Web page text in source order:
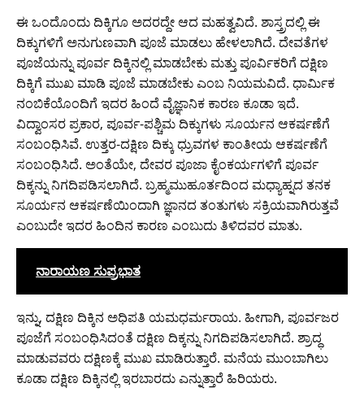
ಈ ಒಂದೊಂದು ದಿಕ್ಕಿಗೂ ಅದರದ್ದೇ ಆದ ಮಹತ್ವವಿದೆ. ಶಾಸ್ತ್ರದಲ್ಲಿ ಈ
ದಿಕ್ಕುಗಳಿಗೆ ಅನುಗುಣವಾಗಿ ಪೂಜೆ ಮಾಡಲು ಹೇಳಲಾಗಿದೆ. ದೇವತೆಗಳ
ಪೂಜೆಯನ್ನು ಪೂರ್ವ ದಿಕ್ಕಿನಲ್ಲಿ ಮಾಡಬೇಕು ಮತ್ತು ಪೂರ್ವಿಕರಿಗೆ ದಕ್ಷಿಣ
ದಿಕ್ಕಿಗೆ ಮುಖ ಮಾಡಿ ಪೂಜೆ ಮಾಡಬೇಕು ಎಂಬ ನಿಯಮವಿದೆ. ಧಾರ್ಮಿಕ
ನಂಬಿಕೆಯೊಂದಿಗೆ ಇದರ ಹಿಂದೆ ವೈಜ್ಞಾನಿಕ ಕಾರಣ ಕೂಡಾ ಇದೆ.
ವಿದ್ವಾಂಸರ ಪ್ರಕಾರ, ಪೂರ್ವ-ಪಶ್ಚಿಮ ದಿಕ್ಕುಗಳು ಸೂರ್ಯನ ಆಕರ್ಷಣೆಗೆ
ಸಂಬಂಧಿಸಿವೆ. ಉತ್ತರ-ದಕ್ಷಿಣ ದಿಕ್ಕು ಧ್ರುವಗಳ ಕಾಂತೀಯ ಆಕರ್ಷಣೆಗೆ
ಸಂಬಂಧಿಸಿದೆ. ಅಂತೆಯೇ, ದೇವರ ಪೂಜಾ ಕೈಂಕರ್ಯಗಳಿಗೆ ಪೂರ್ವ
ದಿಕ್ಕನ್ನು ನಿಗದಿಪಡಿಸಲಾಗಿದೆ. ಬ್ರಹ್ಮಮುಹೂರ್ತದಿಂದ ಮಧ್ಯಾಹ್ನದ ತನಕ
ಸೂರ್ಯನ ಆಕರ್ಷಣೆಯಿಂದಾಗಿ ಜ್ಞಾನದ ತಂತುಗಳು ಸಕ್ರಿಯವಾಗಿರುತ್ತವೆ
ಎಂಬುದೇ ಇದರ ಹಿಂದಿನ ಕಾರಣ ಎಂಬುದು ತಿಳಿದವರ ಮಾತು.
ನಾರಾಯಣ ಸುಪ್ರಭಾತ
ಇನ್ನು, ದಕ್ಷಿಣ ದಿಕ್ಕಿನ ಅಧಿಪತಿ ಯಮಧರ್ಮರಾಯ. ಹೀಗಾಗಿ, ಪೂರ್ವಜರ
ಪೂಜೆಗೆ ಸಂಬಂಧಿಸಿದಂತೆ ದಕ್ಷಿಣ ದಿಕ್ಕನ್ನು ನಿಗದಿಪಡಿಸಲಾಗಿದೆ. ಶ್ರಾದ್ಧ
ಮಾಡುವವರು ದಕ್ಷಿಣಕ್ಕೆ ಮುಖ ಮಾಡಿರುತ್ತಾರೆ. ಮನೆಯ ಮುಂಬಾಗಿಲು
ಕೂಡಾ ದಕ್ಷಿಣ ದಿಕ್ಕಿನಲ್ಲಿ ಇರಬಾರದು ಎನ್ನುತ್ತಾರೆ ಹಿರಿಯರು.